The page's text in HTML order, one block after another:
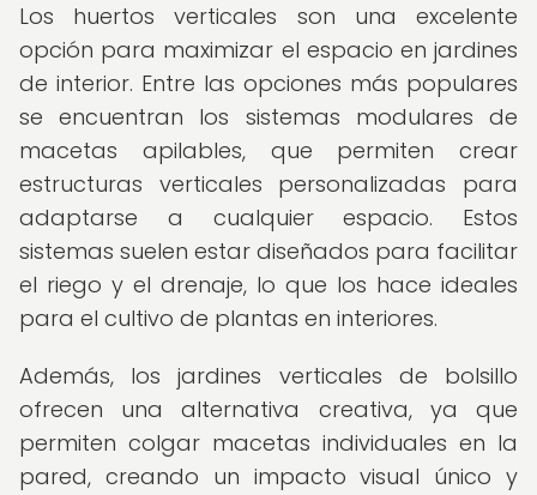
Los huertos verticales son una excelente
opción para maximizar el espacio en jardines
de interior. Entre las opciones más populares
se encuentran los sistemas modulares de
macetas apilables, que permiten crear
estructuras verticales personalizadas para
adaptarse a cualquier espacio. Estos
sistemas suelen estar diseñados para facilitar
el riego y el drenaje, lo que los hace ideales
para el cultivo de plantas en interiores.
Además, los jardines verticales de bolsillo
ofrecen una alternativa creativa, ya que
permiten colgar macetas individuales en la
pared, creando un impacto visual único y